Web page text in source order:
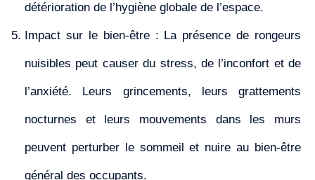
détérioration de l’hygiène globale de l’espace.
Impact sur le bien-être : La présence de rongeurs
nuisibles peut causer du stress, de l’inconfort et de
l’anxiété. Leurs grincements, leurs grattements
nocturnes et leurs mouvements dans les murs
peuvent perturber le sommeil et nuire au bien-être
général des occupants.